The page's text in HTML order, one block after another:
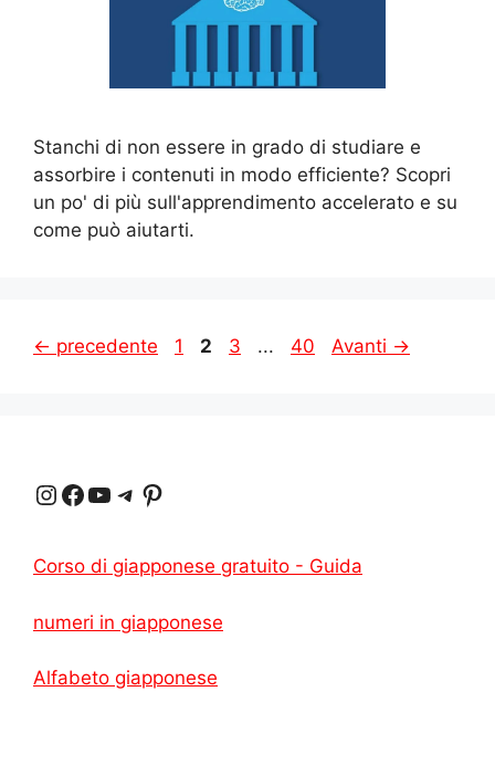
Stanchi di non essere in grado di studiare e
assorbire i contenuti in modo efficiente? Scopri
un po' di più sull'apprendimento accelerato e su
come può aiutarti.
← precedente Pagina
1 Pagina
2 Pagina
3 ... Pagina
40 Avanti →
Instagram Facebook YouTube Telegram Pinterest
Corso di giapponese gratuito - Guida
numeri in giapponese
Alfabeto giapponese